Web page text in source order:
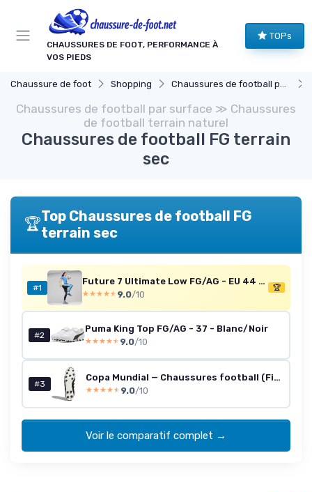
CHAUSSURES DE FOOT, PERFORMANCE À
VOS PIEDS
TOPs
Chaussure de foot Shopping Chaussures de football par surface
Chaussures de football par surface ≫ Chaussures
de football terrain naturel
Chaussures de football FG terrain
sec
🏆Top Chaussures de football FG
terrain sec
#1
Future 7 Ultimate Low FG/AG - EU 44 1/2
★★★★★
★★★★★ 9.0/10
🏆
#2
Puma King Top FG/AG - 37 - Blanc/Noir
★★★★★
★★★★★ 9.0/10
#3
Copa Mundial — Chaussures football (Firm Ground) Blanc/Noir, taille 8
★★★★★
★★★★★ 9.0/10
Voir le comparatif complet →
Panneau de gestion des cookies